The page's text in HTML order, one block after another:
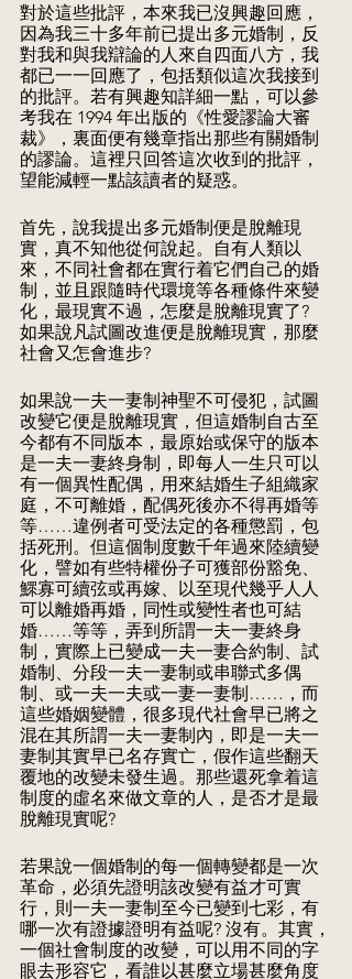
對於這些批評，本來我已沒興趣回應，
因為我三十多年前已提出多元婚制，反
對我和與我辯論的人來自四面八方，我
都已一一回應了，包括類似這次我接到
的批評。若有興趣知詳細一點，可以參
考我在 1994 年出版的《性愛謬論大審
裁》，裏面便有幾章指出那些有關婚制
的謬論。這裡只回答這次收到的批評，
望能減輕一點該讀者的疑惑。
首先，說我提出多元婚制便是脫離現
實，真不知他從何說起。自有人類以
來，不同社會都在實行着它們自己的婚
制，並且跟隨時代環境等各種條件來變
化，最現實不過，怎麼是脫離現實了?
如果說凡試圖改進便是脫離現實，那麼
社會又怎會進步?
如果說一夫一妻制神聖不可侵犯，試圖
改變它便是脫離現實，但這婚制自古至
今都有不同版本，最原始或保守的版本
是一夫一妻終身制，即每人一生只可以
有一個異性配偶，用來結婚生子組織家
庭，不可離婚，配偶死後亦不得再婚等
等……違例者可受法定的各種懲罰，包
括死刑。但這個制度數千年過來陸續變
化，譬如有些特權份子可獲部份豁免、
鰥寡可續弦或再嫁、以至現代幾乎人人
可以離婚再婚，同性或變性者也可結
婚……等等，弄到所謂一夫一妻終身
制，實際上已變成一夫一妻合約制、試
婚制、分段一夫一妻制或串聯式多偶
制、或一夫一夫或一妻一妻制……，而
這些婚姻變體，很多現代社會早已將之
混在其所謂一夫一妻制內，即是一夫一
妻制其實早已名存實亡，假作這些翻天
覆地的改變未發生過。那些還死拿着這
制度的虛名來做文章的人，是否才是最
脫離現實呢?
若果說一個婚制的每一個轉變都是一次
革命，必須先證明該改變有益才可實
行，則一夫一妻制至今已變到七彩，有
哪一次有證據證明有益呢? 沒有。其實，
一個社會制度的改變，可以用不同的字
眼去形容它，看誰以甚麼立場甚麼角度